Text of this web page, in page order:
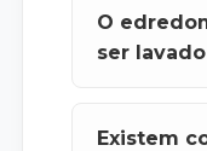
O
ser
Existem